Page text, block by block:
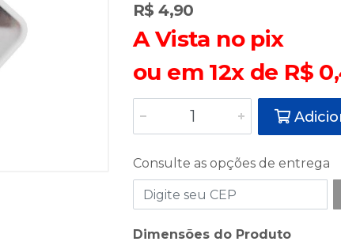
R$ 4,90
A Vista no pix
ou em 12x de R$
Consulte as opções de entrega
Dimensões do Produto